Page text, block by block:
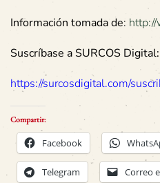
Información tomada de: http://
Suscríbase a SURCOS Digital:
https://surcosdigital.com/
Compartir:
Facebook
Telegram Correo